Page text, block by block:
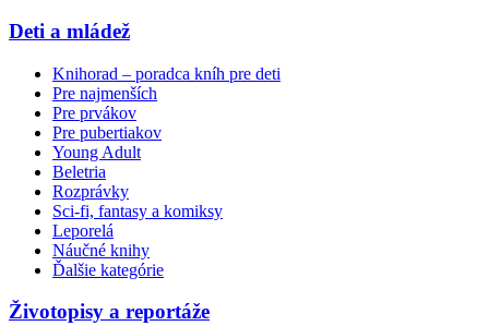
Deti a mládež
Knihorad – poradca kníh pre deti
Pre najmenších
Pre prvákov
Pre pubertiakov
Young Adult
Beletria
Rozprávky
Sci-fi, fantasy a komiksy
Leporelá
Náučné knihy
Ďalšie kategórie
Životopisy a reportáže